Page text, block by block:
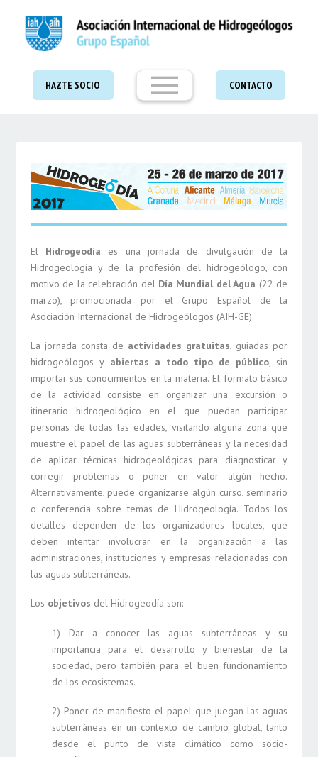
HAZTE SOCIO CONTACTO
El Hidrogeodía es una jornada de divulgación de la
Hidrogeología y de la profesión del hidrogeólogo, con
motivo de la celebración del Día Mundial del Agua (22 de
marzo), promocionada por el Grupo Español de la
Asociación Internacional de Hidrogeólogos (AIH-GE).
La jornada consta de actividades gratuitas, guiadas por
hidrogeólogos yabiertas a todo tipo de público, sin
importar sus conocimientos en la materia. El formato básico
de la actividad consiste en organizar una excursión o
itinerario hidrogeológico en el que puedan participar
personas de todas las edades, visitando alguna zona que
muestre el papel de las aguas subterráneas y la necesidad
de aplicar técnicas hidrogeológicas para diagnosticar y
corregir problemas o poner en valor algún hecho.
Alternativamente, puede organizarse algún curso, seminario
o conferencia sobre temas de Hidrogeología. Todos los
detalles dependen de los organizadores locales, que
deben intentar involucrar en la organización a las
administraciones, instituciones y empresas relacionadas con
las aguas subterráneas.
Los objetivos del Hidrogeodía son:
1) Dar a conocer las aguas subterráneas y su
importancia para el desarrollo y bienestar de la
sociedad, pero también para el buen funcionamiento
de los ecosistemas.
2) Poner de manifiesto el papel que juegan las aguas
subterráneas en un contexto de cambio global, tanto
desde el punto de vista climático como socio-
Necesarias
cookies no
son
opcionales.
necesarias
para que
Estadísticas
Para que
mejorar la
de la web, en
base a cómo
web.